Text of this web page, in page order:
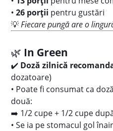
•26 porții pentru gustări
💡Fiecare pungă are o
🌿 In Green
✔️ Doză zilnică
dozatoare)
• Poate fi consumat ca
două:
➡️ 1/2 cupe + 1/2 cupe
• Se ia pe stomacul gol